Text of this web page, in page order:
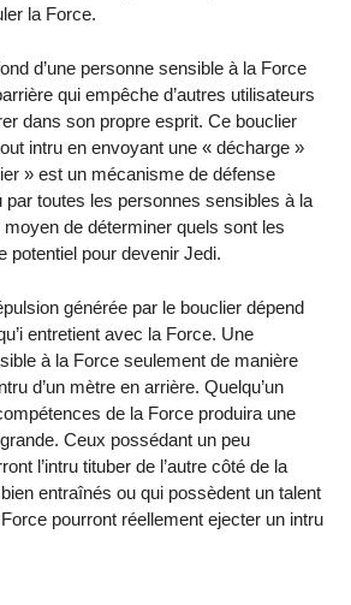
la Force.
d’une personne sensible à la Force
qui empêche d’autres utilisateurs
dans son propre esprit. Ce bouclier
intru en envoyant une « décharge »
» est un mécanisme de défense
par toutes les personnes sensibles à la
moyen de déterminer quels sont les
potentiel pour devenir Jedi.
générée par le bouclier dépend
entretient avec la Force. Une
à la Force seulement de manière
d’un mètre en arrière. Quelqu’un
de la Force produira une
Ceux possédant un peu
l’intru tituber de l’autre côté de la
entraînés ou qui possèdent un talent
pourront réellement ejecter un intru